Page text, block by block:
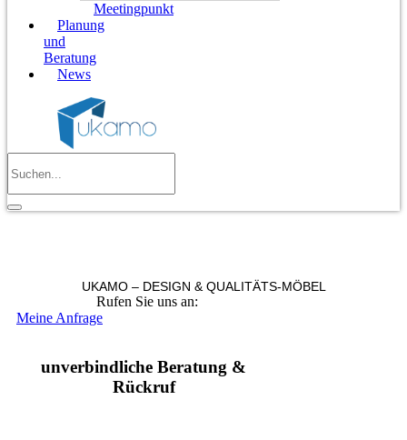
Meetingpunkt
Planung
und
Beratung
News
UKAMO – DESIGN & QUALITÄTS-MÖBEL
Rufen Sie uns an:
Meine Anfrage
unverbindliche Beratung &
Rückruf